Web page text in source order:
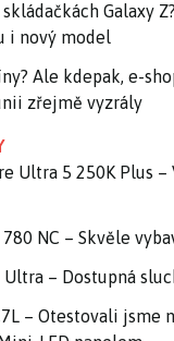
Galaxy
i nový model
Ale kdepak, e-
zřejmě vyzrály
Ultra 5 250K Plus –
780 NC – Skvěle
Ultra – Dostupná
– Otestovali jsme